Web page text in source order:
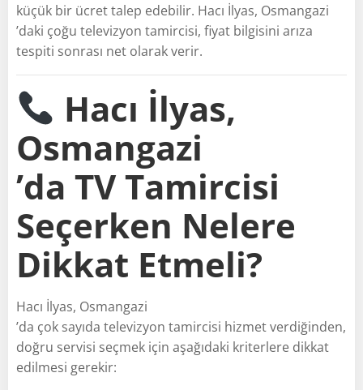
küçük bir ücret talep edebilir. Hacı İlyas, Osmangazi
’daki çoğu televizyon tamircisi, fiyat bilgisini arıza
tespiti sonrası net olarak verir.
Hacı İlyas,
Osmangazi
’da TV Tamircisi
Seçerken Nelere
Dikkat Etmeli?
Hacı İlyas, Osmangazi
’da çok sayıda televizyon tamircisi hizmet verdiğinden,
doğru servisi seçmek için aşağıdaki kriterlere dikkat
edilmesi gerekir: